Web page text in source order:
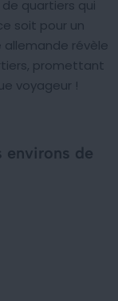
quartiers qui
soit pour un
allemande révèle
promettant
voyageur !
environs de